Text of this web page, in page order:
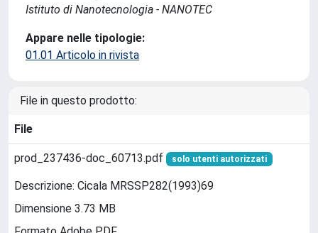
Istituto di Nanotecnologia - NANOTEC
Appare nelle tipologie:
01.01 Articolo in rivista
File in questo prodotto:
File
prod_237436-doc_60713.pdf solo utenti autorizzati
Descrizione: Cicala MRSSP282(1993)69
Dimensione 3.73 MB